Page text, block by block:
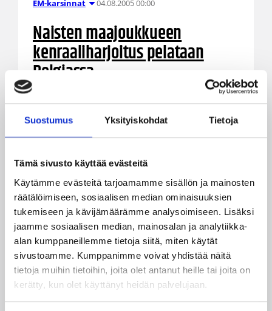
Suostumus Yksityiskohdat Tietoja
Tämä sivusto käyttää evästeitä
Käytämme evästeitä tarjoamamme sisällön ja mainosten
räätälöimiseen, sosiaalisen median ominaisuuksien
tukemiseen ja kävijämäärämme analysoimiseen. Lisäksi
jaamme sosiaalisen median, mainosalan ja analytiikka-
alan kumppaneillemme tietoja siitä, miten käytät
sivustoamme. Kumppanimme voivat yhdistää näitä
tietoja muihin tietoihin, joita olet antanut heille tai joita on
kerätty, kun olet käyttänyt heidän palvelujaan.
EM-karsinnat 04.08.2005 00:00
Naisten maajoukkueen
kenraaliharjoitus pelataan
Belgiassa
Naisten maajoukkueen EM-jatkokarsinta alkaa
ensi viikon keskiviikkona 10.8. vieras ottelulla
viimeistelemään valmistautumisensa.